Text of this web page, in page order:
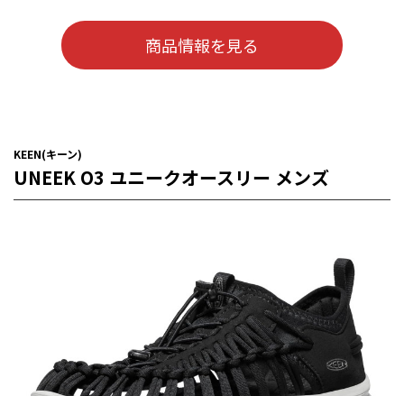
商品情報を見る
KEEN(キーン)
UNEEK O3 ユニークオースリー メンズ